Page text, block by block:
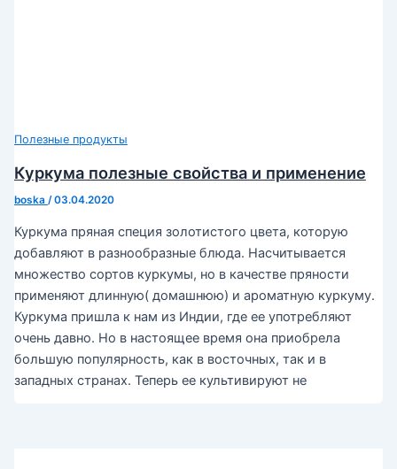
Полезные продукты
Куркума полезные свойства и применение
boska /03.04.2020
Куркума пряная специя золотистого цвета, которую
добавляют в разнообразные блюда. Насчитывается
множество сортов куркумы, но в качестве пряности
применяют длинную( домашнюю) и ароматную куркуму.
Куркума пришла к нам из Индии, где ее употребляют
очень давно. Но в настоящее время она приобрела
большую популярность, как в восточных, так и в
западных странах. Теперь ее культивируют не